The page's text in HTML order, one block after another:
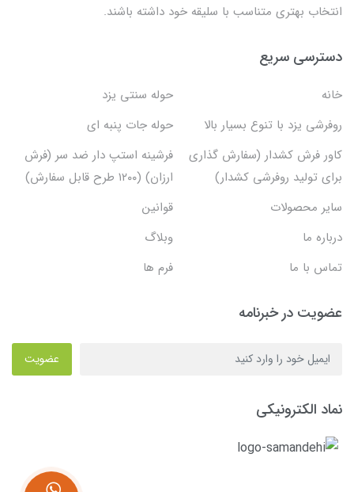
انتخاب بهتری متناسب با سلیقه خود داشته باشند.
دسترسی سریع
خانه
حوله سنتی یزد
روفرشی یزد با تنوع بسیار بالا
حوله جات پنبه ای
کاور فرش کشدار (سفارش گذاری
برای تولید روفرشی کشدار)
فرشینه استپ دار ضد سر (فرش
ارزان) (۱۲۰۰ طرح قابل سفارش)
سایر محصولات
قوانین
درباره ما
وبلاگ
تماس با ما
فرم ها
عضویت در خبرنامه
عضویت
نماد الکترونیکی